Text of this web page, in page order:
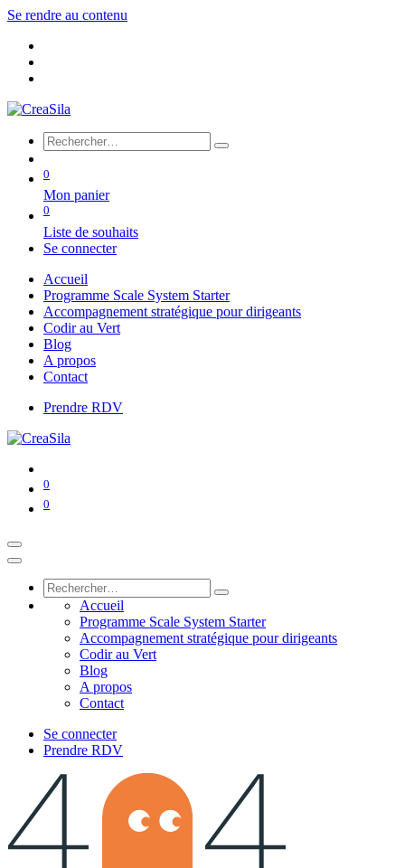
Se rendre au contenu
0
Mon panier
0
Liste de souhaits
Se connecter
Accueil
Programme Scale System Starter
Accompagnement stratégique pour dirigeants
Codir au Vert
Blog
A propos
Contact
Prendre RDV
0
0
Accueil
Programme Scale System Starter
Accompagnement stratégique pour dirigeants
Codir au Vert
Blog
A propos
Contact
Se connecter
Prendre RDV